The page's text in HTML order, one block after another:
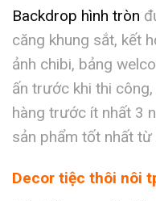
Backdrop hình tròn
căng khung sắt, kết
ảnh chibi, bảng
ấn trước khi thi
hàng trước ít nhất 3
sản phẩm tốt nhất từ
Decor tiệc thôi nôi